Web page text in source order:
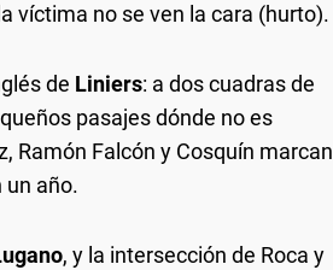
víctima no se ven la cara (hurto).
de Liniers: a dos cuadras de
pasajes dónde no es
Ramón Falcón y Cosquín marcan
un año.
, y la intersección de Roca y